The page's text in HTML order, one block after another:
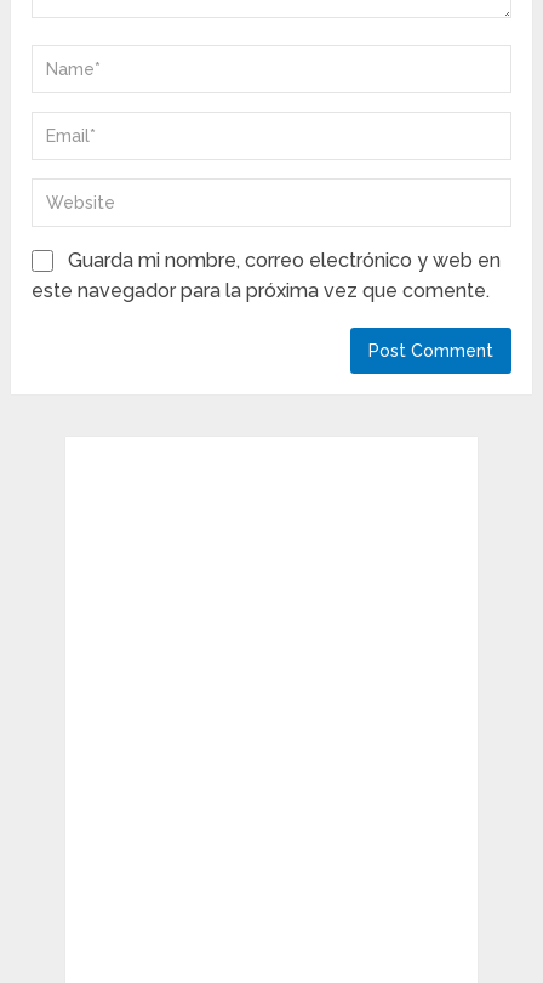
Guarda mi nombre, correo electrónico y web en
este navegador para la próxima vez que comente.